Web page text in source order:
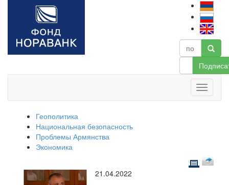
Геополитика
Национальная безопасность
Проблемы Армянства
Экономика
21.04.2022